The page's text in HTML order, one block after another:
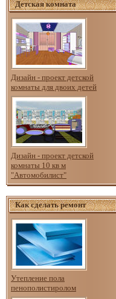
Детская комната
Дизайн - проект детской
комнаты для двоих детей
Дизайн - проект детской
комнаты 10 кв м
"Автомобилист"
Как сделать ремонт
Утепление пола
пенополистиролом